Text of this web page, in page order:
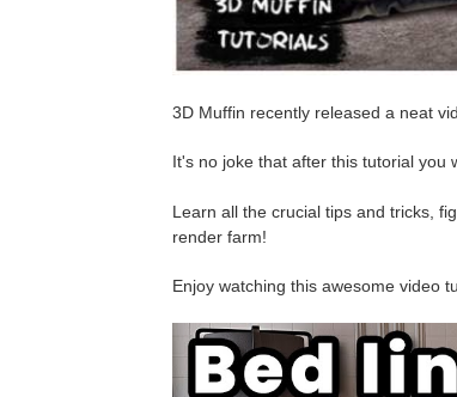
3D Muffin recently released a neat
It's no joke that after this tutorial you
Learn all the crucial tips and tricks,
render farm!
Enjoy watching this awesome video